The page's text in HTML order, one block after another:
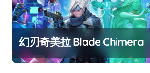
幻刃奇美拉 Blade Chimera